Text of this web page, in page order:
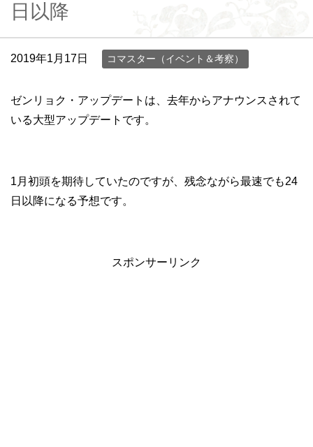
日以降
2019年1月17日 コマスター（イベント＆考察）
ゼンリョク・アップデートは、去年からアナウンスされて
いる大型アップデートです。
1月初頭を期待していたのですが、残念ながら最速でも24
日以降になる予想です。
スポンサーリンク